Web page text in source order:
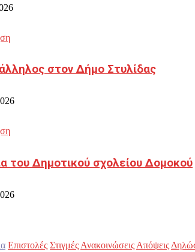
στον Δήμο Στυλίδας
του Δημοτικού σχολείου Δομοκού
Επιστολές Στιγμές Ανακοινώσεις Απόψεις